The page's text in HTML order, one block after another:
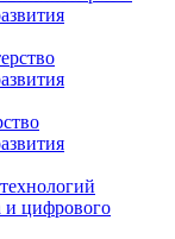
и цифрового